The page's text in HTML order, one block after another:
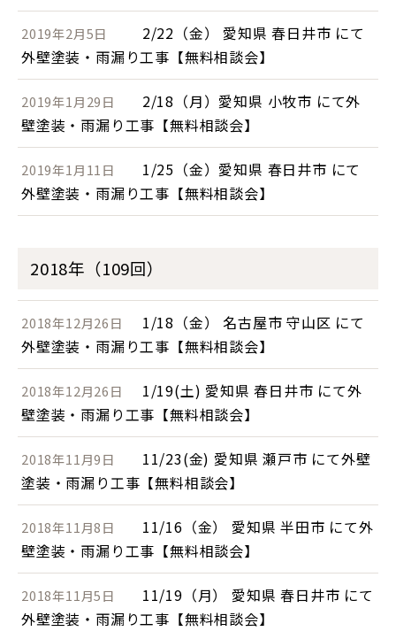
2019年2月5日
2/22（金） 愛知県 春日井市 にて
外壁塗装・雨漏り工事【無料相談会】
2019年1月29日
2/18（月）愛知県 小牧市 にて外
壁塗装・雨漏り工事【無料相談会】
2019年1月11日
1/25（金）愛知県 春日井市 にて
外壁塗装・雨漏り工事【無料相談会】
2018年（109回）
2018年12月26日
1/18（金） 名古屋市 守山区 にて
外壁塗装・雨漏り工事【無料相談会】
2018年12月26日
1/19(土) 愛知県 春日井市 にて外
壁塗装・雨漏り工事【無料相談会】
2018年11月9日
11/23(金) 愛知県 瀬戸市 にて外壁
塗装・雨漏り工事【無料相談会】
2018年11月8日
11/16（金） 愛知県 半田市 にて外
壁塗装・雨漏り工事【無料相談会】
2018年11月5日
11/19（月） 愛知県 春日井市 にて
外壁塗装・雨漏り工事【無料相談会】